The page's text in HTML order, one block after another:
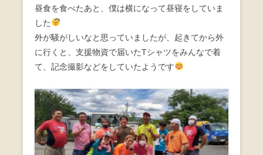
昼食を食べたあと、僕は横になって昼寝をしていま
した
外が騒がしいなと思っていましたが、起きてから外
に行くと、支援物資で届いたTシャツをみんなで着
て、記念撮影などをしていたようです